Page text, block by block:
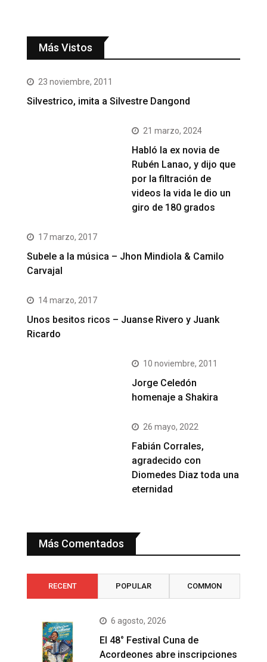
Más Vistos
23 noviembre, 2011
Silvestrico, imita a Silvestre Dangond
21 marzo, 2024
Habló la ex novia de
Rubén Lanao, y dijo que
por la filtración de
videos la vida le dio un
giro de 180 grados
17 marzo, 2017
Subele a la música – Jhon Mindiola & Camilo
Carvajal
14 marzo, 2017
Unos besitos ricos – Juanse Rivero y Juank
Ricardo
10 noviembre, 2011
Jorge Celedón
homenaje a Shakira
26 mayo, 2022
Fabián Corrales,
agradecido con
Diomedes Diaz toda una
eternidad
Más Comentados
RECENT POPULAR COMMON
6 agosto, 2026
El 48° Festival Cuna de
Acordeones abre inscripciones